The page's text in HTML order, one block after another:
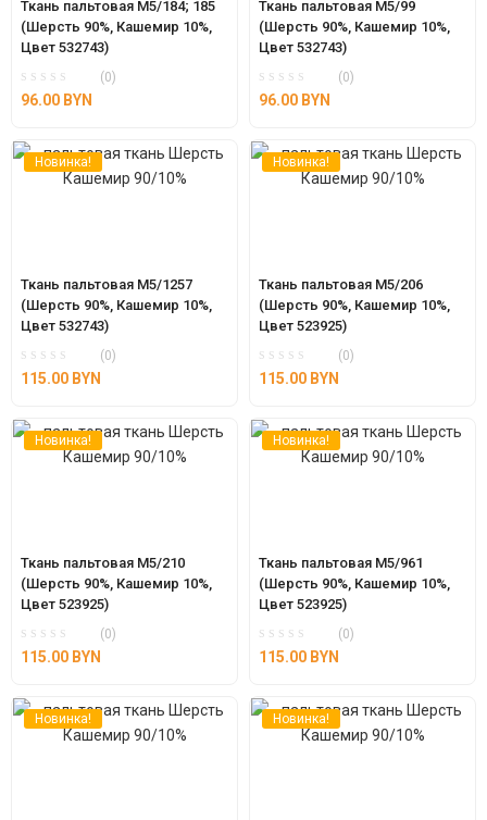
Ткань пальтовая М5/184; 185
(Шерсть 90%, Кашемир 10%,
Цвет 532743)
(0)
96.00 BYN
Ткань пальтовая М5/99
(Шерсть 90%, Кашемир 10%,
Цвет 532743)
(0)
96.00 BYN
Новинка!
Ткань пальтовая М5/1257
(Шерсть 90%, Кашемир 10%,
Цвет 532743)
(0)
115.00 BYN
Новинка!
Ткань пальтовая М5/206
(Шерсть 90%, Кашемир 10%,
Цвет 523925)
(0)
115.00 BYN
Новинка!
Ткань пальтовая М5/210
(Шерсть 90%, Кашемир 10%,
Цвет 523925)
(0)
115.00 BYN
Новинка!
Ткань пальтовая М5/961
(Шерсть 90%, Кашемир 10%,
Цвет 523925)
(0)
115.00 BYN
Новинка! Новинка!